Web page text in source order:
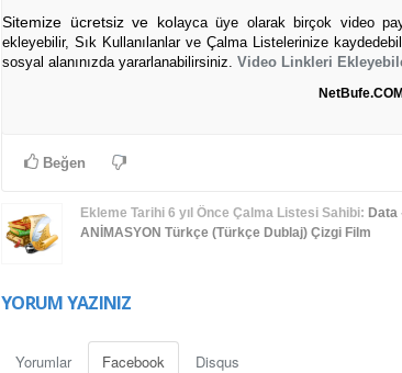
Sitemize ücretsiz ve kolayca üye olarak birçok video
ekleyebilir, Sık Kullanılanlar ve Çalma Listelerinize
sosyal alanınızda yararlanabilirsiniz. Video Linkleri
Beğen
Ekleme Tarihi 6 yıl Önce Çalma Listesi Sahibi: Data
ANİMASYON Türkçe (Türkçe Dublaj) Çizgi Film
YORUM YAZINIZ
Yorumlar Facebook Disqus